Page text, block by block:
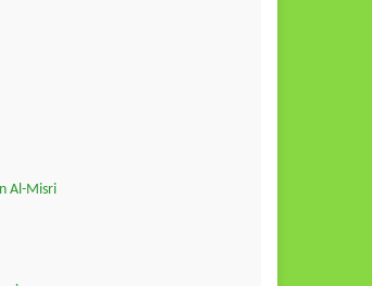
Al-Misri